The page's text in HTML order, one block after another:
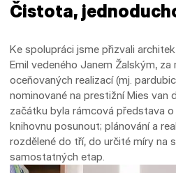
Čistota,
Ke spolupráci jsme přizvali
Emil vedeného Janem Žalským, za
oceňovaných realizací (mj.
nominované na prestižní Mies van
začátku byla rámcová představa
knihovnu posunout; plánování a
rozdělené do tří, do určité míry na
samostatných etap.